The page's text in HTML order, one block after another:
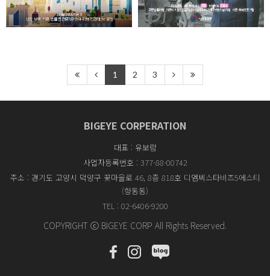
1 2 3
BIGEYE CORPERATION
대표 : 유보람
사업자등록번호 : 377-88-00742
주소 : 경기도 고양시 덕양구 꽃마을로 46, 8층 818호 디엠씨스타비즈5에스티
(향동동)
TEL : 02-6406-9200
COPYRIGHT ⓒ BIGEYE CORP All Rights Reserved.